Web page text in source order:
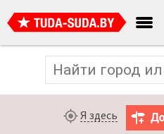
Я здесь